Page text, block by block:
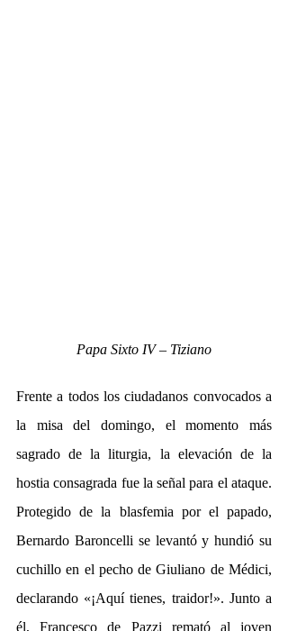
Papa Sixto IV – Tiziano
Frente a todos los ciudadanos convocados a
la misa del domingo, el momento más
sagrado de la liturgia, la elevación de la
hostia consagrada fue la señal para el ataque.
Protegido de la blasfemia por el papado,
Bernardo Baroncelli se levantó y hundió su
cuchillo en el pecho de Giuliano de Médici,
declarando «¡Aquí tienes, traidor!». Junto a
él, Francesco de Pazzi remató al joven